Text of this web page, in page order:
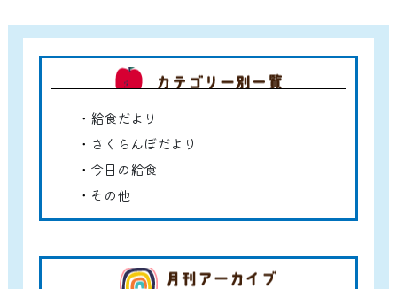
給食だより
さくらんぼだより
今日の給食
その他